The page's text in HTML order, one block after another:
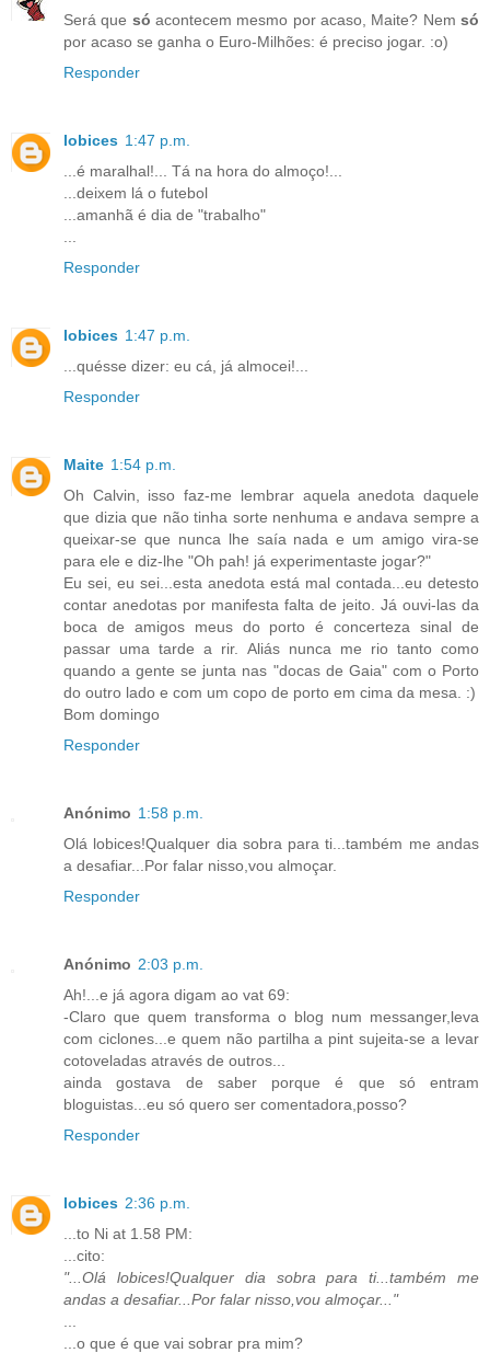
Será que só acontecem mesmo por acaso, Maite? Nemsó
por acaso se ganha o Euro-Milhões: é preciso jogar. :o)
Responder
lobices 1:47 p.m.
...é maralhal!... Tá na hora do almoço!...
...deixem lá o futebol
...amanhã é dia de "trabalho"
Responder
lobices 1:47 p.m.
...quésse dizer: eu cá, já almocei!...
Responder
Maite 1:54 p.m.
Oh Calvin, isso faz-me lembrar aquela anedota daquele
que dizia que não tinha sorte nenhuma e andava sempre a
queixar-se que nunca lhe saía nada e um amigo vira-se
para ele e diz-lhe "Oh pah! já experimentaste jogar?"
Eu sei, eu sei...esta anedota está mal contada...eu detesto
contar anedotas por manifesta falta de jeito. Já ouvi-las da
boca de amigos meus do porto é concerteza sinal de
passar uma tarde a rir. Aliás nunca me rio tanto como
quando a gente se junta nas "docas de Gaia" com o Porto
do outro lado e com um copo de porto em cima da mesa. :)
Bom domingo
Responder
Anónimo 1:58 p.m.
Olá lobices!Qualquer dia sobra para ti...também me andas
a desafiar...Por falar nisso,vou almoçar.
Responder
Anónimo 2:03 p.m.
Ah!...e já agora digam ao vat 69:
-Claro que quem transforma o blog num messanger,leva
com ciclones...e quem não partilha a pint sujeita-se a levar
cotoveladas através de outros...
ainda gostava de saber porque é que só entram
bloguistas...eu só quero ser comentadora,posso?
Responder
lobices 2:36 p.m.
...to Ni at 1.58 PM:
...cito:
"...Olá lobices!Qualquer dia sobra para ti...também me
andas a desafiar...Por falar nisso,vou almoçar..."
...o que é que vai sobrar pra mim?